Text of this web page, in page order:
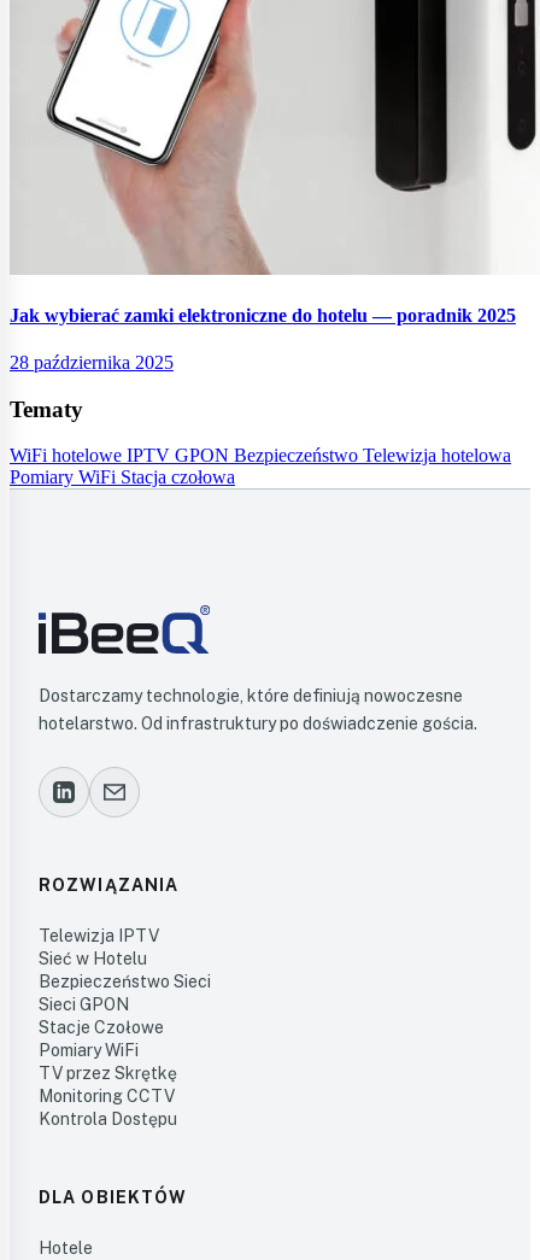
Jak wybierać zamki elektroniczne do hotelu — poradnik 2025
28 października 2025
Tematy
WiFi hotelowe IPTV GPON Bezpieczeństwo Telewizja hotelowa
Pomiary WiFi Stacja czołowa
Dostarczamy technologie, które definiują nowoczesne
hotelarstwo. Od infrastruktury po doświadczenie gościa.
ROZWIĄZANIA
Telewizja IPTV
Sieć w Hotelu
Bezpieczeństwo Sieci
Sieci GPON
Stacje Czołowe
Pomiary WiFi
TV przez Skrętkę
Monitoring CCTV
Kontrola Dostępu
DLA OBIEKTÓW
Hotele